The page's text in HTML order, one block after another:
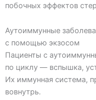
побочных эффектов
Аутоиммунные
с помощью экзосом
Пациенты с
по циклу — вспышка,
Их иммунная система,
вовнутрь.